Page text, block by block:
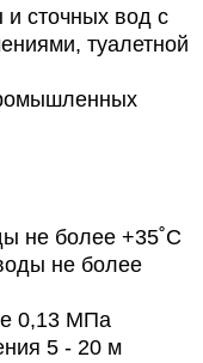
и сточных вод с
туалетной
не более +35˚С
не более
0,13 МПа
5 - 20 м